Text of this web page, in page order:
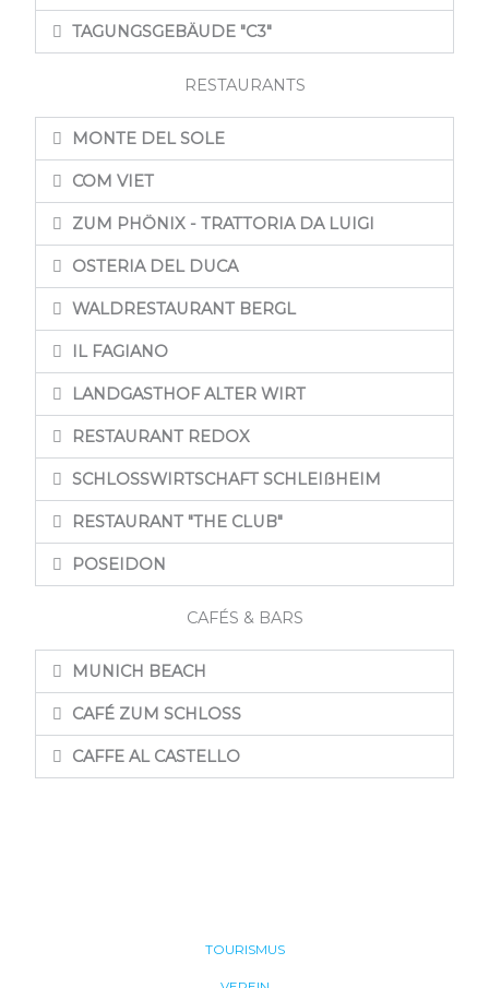
TAGUNGSGEBÄUDE "C3"
RESTAURANTS
MONTE DEL SOLE
COM VIET
ZUM PHÖNIX - TRATTORIA DA LUIGI
OSTERIA DEL DUCA
WALDRESTAURANT BERGL
IL FAGIANO
LANDGASTHOF ALTER WIRT
RESTAURANT REDOX
SCHLOSSWIRTSCHAFT SCHLEIßHEIM
RESTAURANT "THE CLUB"
POSEIDON
CAFÉS & BARS
MUNICH BEACH
CAFÉ ZUM SCHLOSS
CAFFE AL CASTELLO
TOURISMUS